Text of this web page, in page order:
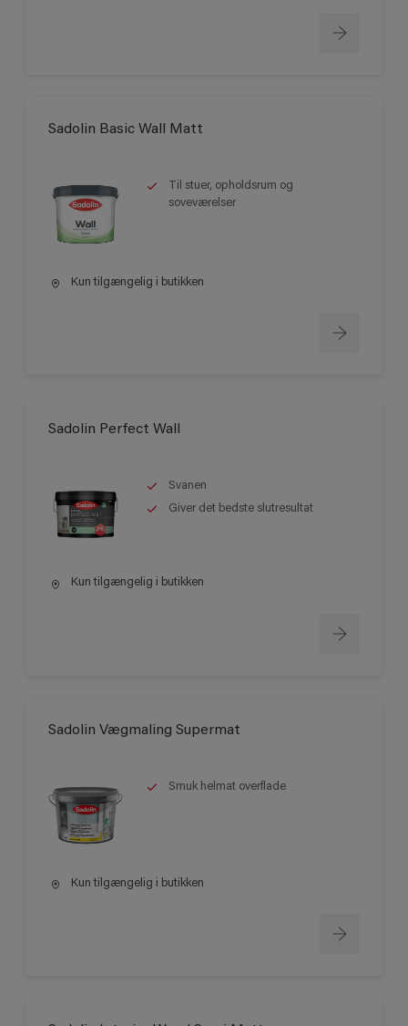
Sadolin Basic Wall Matt
Til stuer, opholdsrum og
soveværelser
Kun tilgængelig i butikken
Sadolin Perfect Wall
Svanen
Giver det bedste slutresultat
Kun tilgængelig i butikken
Sadolin Vægmaling Supermat
Smuk helmat overflade
Kun tilgængelig i butikken